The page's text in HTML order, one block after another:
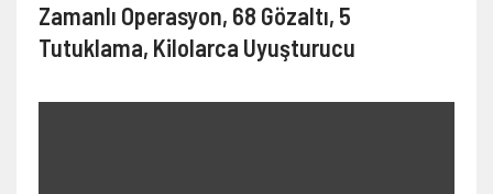
Zamanlı Operasyon, 68 Gözaltı, 5
Tutuklama, Kilolarca Uyuşturucu